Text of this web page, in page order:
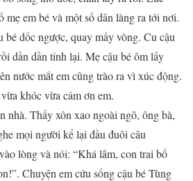
mẹ em bé và một số dân làng ra tới nơi.
bé dốc ngược, quay mấy vòng. Cu cậu
dần dần tỉnh lại. Mẹ cậu bé ôm lấy
nước mắt em cũng trào ra vì xúc động.
khóc vừa cảm ơn em.
nhà. Thấy xôn xao ngoài ngõ, ông bà,
mọi người kể lại đầu đuôi câu
lòng và nói: “Khá lắm, con trai bố
Chuyện em cứu sống cậu bé Tùng